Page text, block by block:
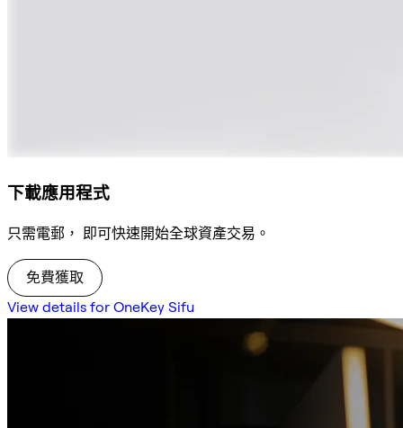
下載應用程式
只需電郵， 即可快速開始全球資產交易。
免費獲取
View details for OneKey Sifu